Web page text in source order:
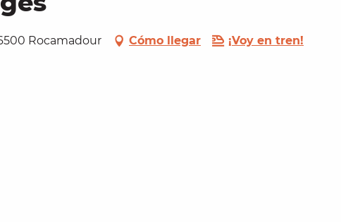
Rocamadour Cómo llegar ¡Voy en tren!